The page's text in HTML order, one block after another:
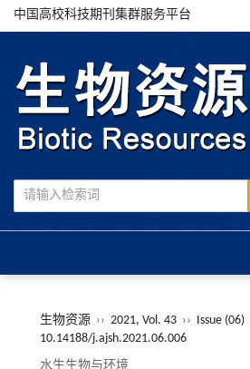
中国高校科技期刊集群服务平台
生物资源 ›› 2021, Vol. 43 ›› Issue (06)
10.14188/j.ajsh.2021.06.006
水生生物与环境